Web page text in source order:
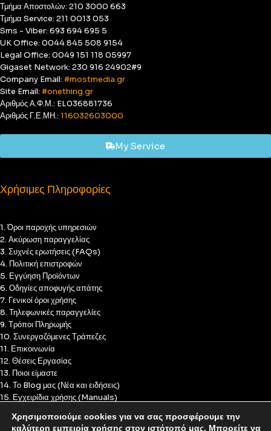
Τμήμα Αποστολών: 210 3000 663
Τμήμα Service: 211 0013 053
Sms - Viber: 693 694 695 5
UK Office: 0044 845 508 9154
Legal Office: 0049 151 118 05997
Gigaset Network: 230 916 24902#9
Company Email: #mostmedia.gr
Site Email: #onething.gr
Αριθμός Α.Φ.Μ.: EL036881736
Αριθμός Γ.Ε.ΜΗ.: 116032603000
My Service
Χρήσιμες Πληροφορίες
1. Όροι παροχής υπηρεσιών
2. Ακύρωση παραγγελίας
3. Συχνές ερωτήσεις (FAQs)
4. Πολιτική επιστροφών
5. Εγγύηση Προϊόντων
6. Οδηγίες αποφυγής απάτης
7. Γενικοί όροι χρήσης
8. Τηλεφωνικές παραγγελίες
9. Τρόποι Πληρωμής
10. Συνεργαζόμενες Τράπεζες
11. Επικοινωνία
12. Θέσεις Εργασίας
13. Ποιοι είμαστε
14. Το Blog μας (Νέα και ειδήσεις)
15. Εγχειρίδια χρήσης (Manuals)
17. Πολιτική Cookies
Χρησιμοποιούμε cookies για να σας προσφέρουμε την
καλύτερη εμπειρία χρήσης στον ιστότοπό μας. Μπορείτε να